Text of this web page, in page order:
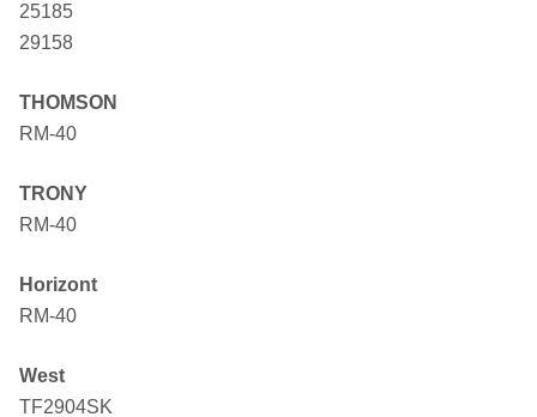
25185
29158
THOMSON
RM-40
TRONY
RM-40
Horizont
RM-40
West
TF2904SK